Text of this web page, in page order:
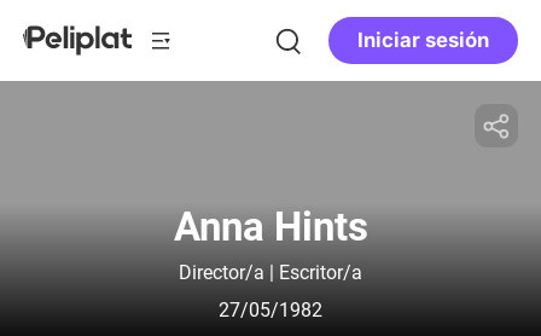
Iniciar sesión
Anna Hints
Director/a | Escritor/a
27/05/1982